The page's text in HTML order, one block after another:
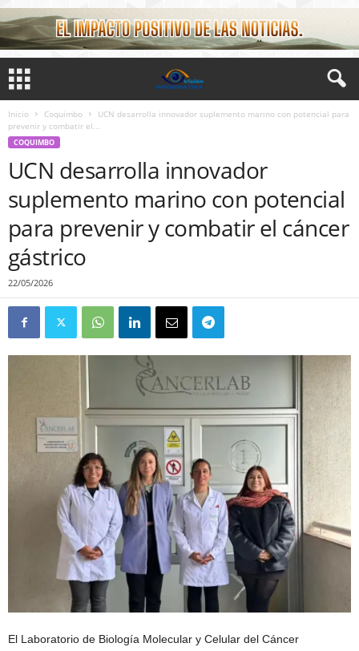
Inicio Coquimbo
UCN desarrolla innovador suplemento marino con potencial para
prevenir y combatir el...
COQUIMBO
UCN desarrolla innovador
suplemento marino con potencial
para prevenir y combatir el cáncer
gástrico
22/05/2026
El Laboratorio de Biología Molecular y Celular del Cáncer